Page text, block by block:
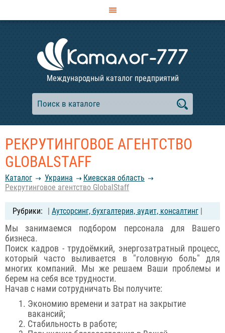
Международный каталог предприятий
РЕКРУТИНГОВОЕ АГЕНТСТВО
GLOBALSTAFF
Каталог Украина
Киевская область
Рекрутинговое агентство GlobalStaff
| Аутсорсинг, бухгалтерия, аудит, консалтинг |
Мы занимаемся подбором персонала для Вашего
бизнеса.
Поиск кадров - трудоёмкий, энергозатратный процесс,
который часто выливается в "головную боль" для
многих компаний. Мы же решаем Ваши проблемы и
берем на себя все трудности.
Начав с нами сотрудничать Вы получите:
Экономию времени и затрат на закрытие
вакансий;
Стабильность в работе;